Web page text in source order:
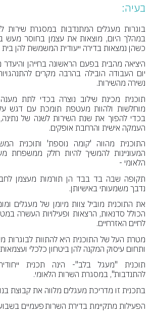
בעיה:
במהלך היום, מוצאות את עצמן בחוסר מעש
כשהן נמצאות בדירה ייעודית המשמשת להן
היציאה מהבית בפעם הראשונה בחייהן
יום העבודה הובילה בהרבה מקרים
נשירה מהשירות.
תוכנית מכינת שילוב נוצרה בכדי לתת מענה
מוחלשות ולהוות מעטפת תומכת עם דגש
בכדי להפוך את שנת השירות לשנה של
העמקה אישית והרחבת אופקים.
התוכנית מהווה 'קומה נוספת' ותוכנית
המעוניינות להמשיך להיות חלק ממשפחת
הלאומי -
תקופה שבה בד בבד הן תורמות מעצמן
נדבך משמעותי באישיותן.
את התוכנית מוביל צוות מיומן של מעגלים
הכולל סדנאות, הרצאות ופעילויות העשרה
לחיים האזרחיים.
מטרת העל של התוכנית היא להתוות לבוגרות
ותחום עיסוק המקנה להן ביטחון כלכלי
תוכנית "מעגל בלב"- הינה תכנית
להתנדבות", במסגרת השרות הלאומי.
בתכנית זו מדריכת מעגלים מלווה את קבוצת
הפעילות מתקיימת בדירת השרות פעמיים